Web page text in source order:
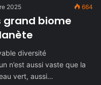
2025 664
grand biome
diversité
n’est aussi vaste que la
vert, aussi…